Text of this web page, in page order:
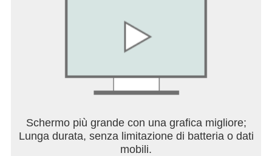
Schermo più grande con una grafica migliore;
Lunga durata, senza limitazione di batteria o dati
mobili.